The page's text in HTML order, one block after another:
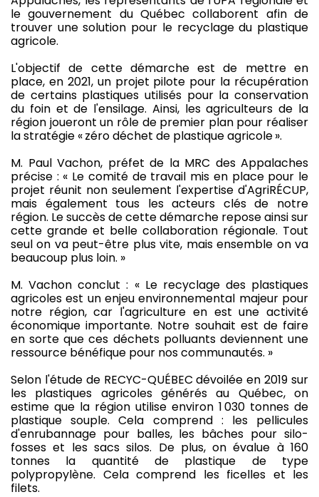
le gouvernement du Québec collaborent afin de
trouver une solution pour le recyclage du plastique
agricole.
L'objectif de cette démarche est de mettre en
place, en 2021, un projet pilote pour la récupération
de certains plastiques utilisés pour la conservation
du foin et de l'ensilage. Ainsi, les agriculteurs de la
région joueront un rôle de premier plan pour réaliser
la stratégie « zéro déchet de plastique agricole ».
M. Paul Vachon, préfet de la MRC des Appalaches
précise : « Le comité de travail mis en place pour le
projet réunit non seulement l'expertise d'AgriRÉCUP,
mais également tous les acteurs clés de notre
région. Le succès de cette démarche repose ainsi sur
cette grande et belle collaboration régionale. Tout
seul on va peut-être plus vite, mais ensemble on va
beaucoup plus loin. »
M. Vachon conclut : « Le recyclage des plastiques
agricoles est un enjeu environnemental majeur pour
notre région, car l'agriculture en est une activité
économique importante. Notre souhait est de faire
en sorte que ces déchets polluants deviennent une
ressource bénéfique pour nos communautés. »
Selon l'étude de RECYC-QUÉBEC dévoilée en 2019 sur
les plastiques agricoles générés au Québec, on
estime que la région utilise environ 1 030 tonnes de
plastique souple. Cela comprend : les pellicules
d'enrubannage pour balles, les bâches pour silo-
fosses et les sacs silos. De plus, on évalue à 160
tonnes la quantité de plastique de type
polypropylène. Cela comprend les ficelles et les
filets.